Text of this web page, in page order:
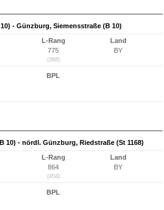
- Günzburg, Siemensstraße (B 10)
L-Rang
775
(368)
Land
BY
BPL
10) - nördl. Günzburg, Riedstraße (St 1168)
L-Rang
864
(454)
Land
BY
BPL